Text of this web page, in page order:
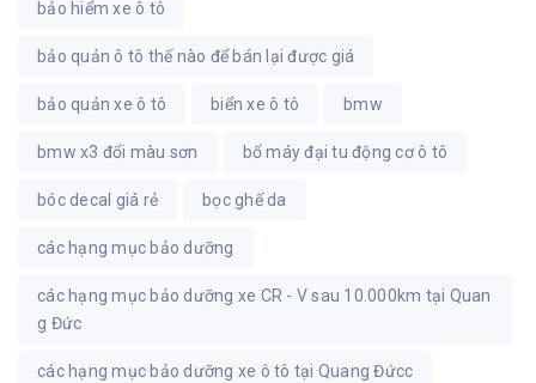
bảo hiểm xe ô tô
bảo quản ô tô thế nào để bán lại được giá
bảo quản xe ô tô biển xe ô tô bmw
bmw x3 đổi màu sơn bổ máy đại tu động cơ ô tô
bóc decal giá rẻ bọc ghế da
các hạng mục bảo dưỡng
các hạng mục bảo dưỡng xe CR - V sau 10.000km tại Quan
g Đức
các hạng mục bảo dưỡng xe ô tô tại Quang Đứcc